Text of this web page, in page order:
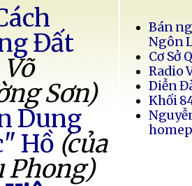
Đất
Sơn)
Dung
Hồ (của
Phong)
Bán
Ngôn
Cơ Sở
Radio
Diễn
Khối